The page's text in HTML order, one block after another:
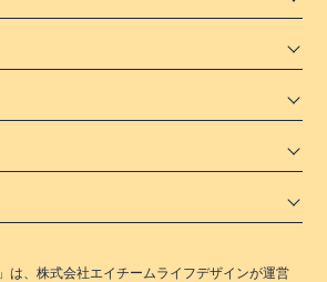
」は、株式会社エイチームライフデザインが運営